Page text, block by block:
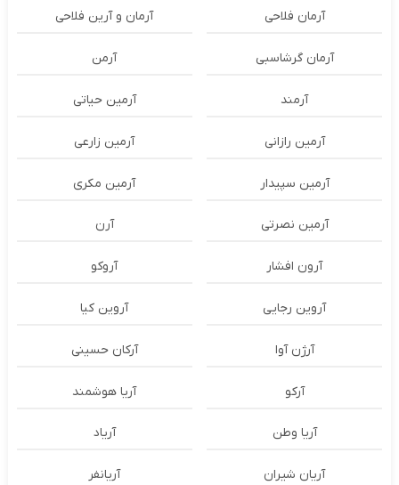
آرمان فلاحی آرمان و آرین فلاحی
آرمان گرشاسبی آرمن
آرمند آرمین حیاتی
آرمین رازانی آرمین زارعی
آرمین سپیدار آرمین مکری
آرمین نصرتی آرن
آرون افشار آروکو
آروین رجایی آروین کیا
آرژن آوا آرکان حسینی
آرکو آریا هوشمند
آریا وطن آریاد
آریان شیران آریانفر